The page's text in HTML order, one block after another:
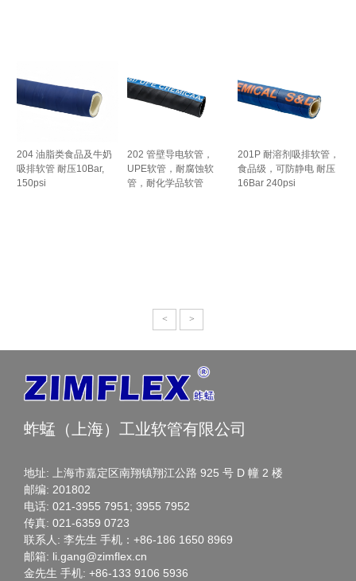
204 油脂类食品及牛奶
吸排软管 耐压10Bar,
150psi
202 管壁导电软管，
UPE软管，耐腐蚀软
管，耐化学品软管
201P 耐溶剂吸排软管，
食品级，可防静电 耐压
16Bar 240psi
< >
蚱蜢（上海）工业软管有限公司
地址: 上海市嘉定区南翔镇翔江公路 925 号 D 幢 2 楼
邮编: 201802
电话: 021-3955 7951; 3955 7952
传真: 021-6359 0723
联系人: 李先生 手机：+86-186 1650 8969
邮箱: li.gang@zimflex.cn
金先生 手机: +86-133 9106 5936